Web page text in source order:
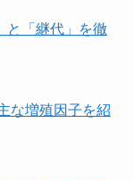
と「継代」を徹
な増殖因子を紹